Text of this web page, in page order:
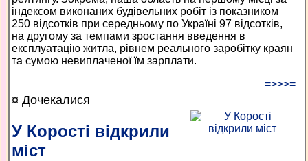
індексом виконаних будівельних робіт із показником
250 відсотків при середньому по Україні 97 відсотків,
на другому за темпами зростання введення в
експлуатацію житла, рівнем реального заробітку краян
та сумою невиплаченої їм зарплати.
=>>>=
¤ Дочекалися
У Корості відкрили
міст